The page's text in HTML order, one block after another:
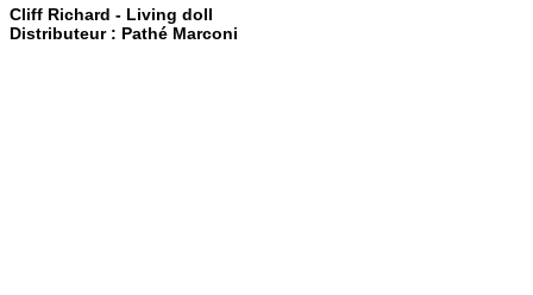
Cliff Richard - Living doll
Distributeur : Pathé Marconi